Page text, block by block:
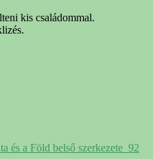
kis családommal.